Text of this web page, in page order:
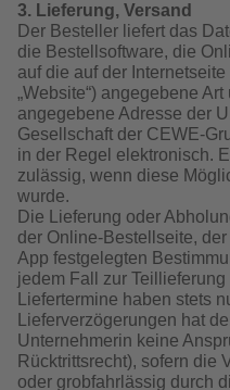
Webinare
CEWE
Zubehör
Gallery
Mehrteiler
Zubehör
CEWE
Foto-
3. Lieferung, Versand
Der Besteller liefert das
die Bestellsoftware, die
auf die auf der
„Website“) angegebene
angegebene Adresse der
Gesellschaft der CEWE-
in der Regel elektronisch.
zulässig, wenn diese
wurde.
Die Lieferung oder
der Online-Bestellseite,
App festgelegten
jedem Fall zur Teillieferung
Liefertermine haben stets
Lieferverzögerungen hat
Unternehmerin keine
Rücktrittsrecht), sofern die
oder grobfahrlässig durch